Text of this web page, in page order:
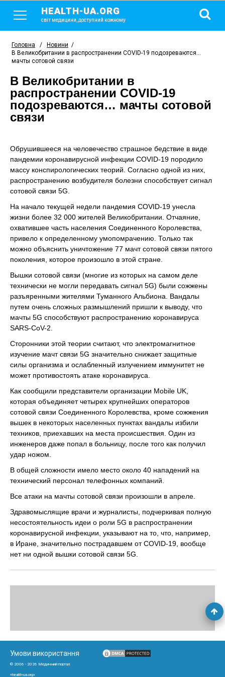
HEALTH-UA.ORG
світ медицини, доступний кожному
Головна / Новини /
В Великобритании в распространении COVID-19 подозреваются…
мачты сотовой связи
В Великобритании в
распространении COVID-19
подозреваются… мачты сотовой
связи
Обрушившееся на человечество страшное бедствие в виде
пандемии коронавирусной инфекции COVID-19 породило
массу конспирологических теорий. Согласно одной из них,
распространению возбудителя болезни способствует сигнал
сотовой связи 5G.
На начало текущей недели пандемия COVID-19 унесла
жизни более 32 000 жителей Великобритании. Отчаяние,
охватившее часть населения Соединенного Королевства,
привело к определенному умопомрачению. Только так
можно объяснить уничтожение 77 мачт сотовой связи пятого
поколения, которое произошло в этой стране.
Вышки сотовой связи (многие из которых на самом деле
технически не могли передавать сигнал 5G) были сожжены
разъяренными жителями Туманного Альбиона. Вандалы
путем очень сложных размышлений пришли к выводу, что
мачты 5G способствуют распространению коронавируса
SARS-CoV-2.
Сторонники этой теории считают, что электромагнитное
изучение мачт связи 5G значительно снижает защитные
силы организма и ослабленный излучением иммунитет не
может противостоять атаке коронавируса.
Как сообщили представители организации Mobile UK,
которая объединяет четырех крупнейших операторов
сотовой связи Соединенного Королевства, кроме сожжения
вышек в некоторых населенных пунктах вандалы избили
техников, приехавших на места происшествия. Один из
инженеров даже попал в больницу, после того как получил
удар ножом.
В общей сложности имело место около 40 нападений на
технический персонал телефонных компаний.
Все атаки на мачты сотовой связи произошли в апреле.
Здравомыслящие врачи и журналисты, подчеркивая полную
несостоятельность идеи о роли 5G в распространении
коронавирусной инфекции, указывают на то, что, например,
в Иране, значительно пострадавшем от COVID-19, вообще
нет ни одной вышки сотовой связи 5G.
Умови використання
© 2006 - 2026 Медичний портал
«health-ua.org»